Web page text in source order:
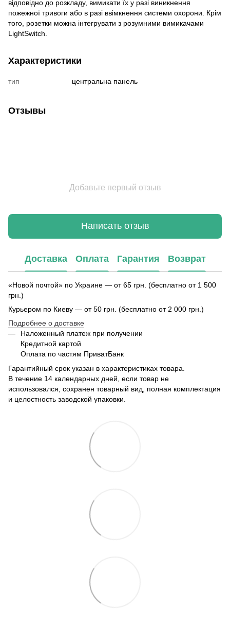
відповідно до розкладу, вимикати їх у разі виникнення
пожежної тривоги або в разі ввімкнення системи охорони. Крім
того, розетки можна інтегрувати з розумними вимикачами
LightSwitch.
Характеристики
тип центральна панель
Отзывы
Добавьте первый отзыв
Написать отзыв
Доставка Оплата Гарантия Возврат
«Новой почтой» по Украине — от 65 грн. (бесплатно от 1 500
грн.)
Курьером по Киеву — от 50 грн. (бесплатно от 2 000 грн.)
Подробнее о доставке
Наложенный платеж при получении
Кредитной картой
Оплата по частям ПриватБанк
Гарантийный срок указан в характеристиках товара.
В течение 14 календарных дней, если товар не
использовался, сохранен товарный вид, полная комплектация
и целостность заводской упаковки.